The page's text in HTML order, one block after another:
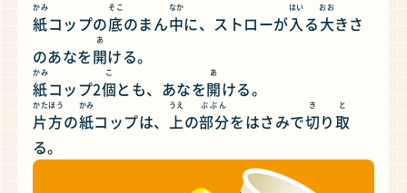
紙
かみ
コップの底
そこ
のまん中
なか
に、ストローが入
はい
る大
おお
きさ
のあなを開
あ
ける。
紙
かみ
コップ2個
こ
とも、あなを開
あ
ける。
片方
かたほう
の紙
かみ
コップは、 上
うえ
の部分
ぶぶん
をはさみで切
き
り取
と
る。